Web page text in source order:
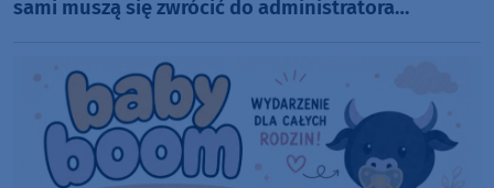
sami muszą się zwrócić do administratora